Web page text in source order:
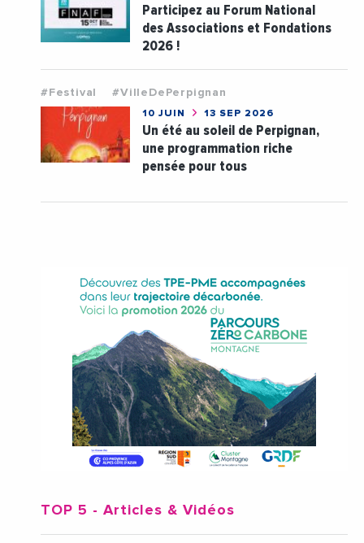
Participez au Forum National
des Associations et Fondations
2026 !
#Festival #VilleDePerpignan
10 JUIN 13 SEP 2026
Un été au soleil de Perpignan,
une programmation riche
pensée pour tous
TOP 5 - Articles & Vidéos